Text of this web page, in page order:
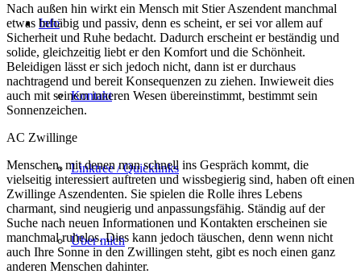
Info
Kontakt
Linktree / Quicklinks
Über mich
Nach außen hin wirkt ein Mensch mit Stier Aszendent manchmal
etwas behäbig und passiv, denn es scheint, er sei vor allem auf
Sicherheit und Ruhe bedacht. Dadurch erscheint er beständig und
solide, gleichzeitig liebt er den Komfort und die Schönheit.
Beleidigen lässt er sich jedoch nicht, dann ist er durchaus
nachtragend und bereit Konsequenzen zu ziehen. Inwieweit dies
auch mit seinem inneren Wesen übereinstimmt, bestimmt sein
Sonnenzeichen.
AC Zwillinge
Menschen, mit denen man schnell ins Gespräch kommt, die
vielseitig interessiert auftreten und wissbegierig sind, haben oft einen
Zwillinge Aszendenten. Sie spielen die Rolle ihres Lebens
charmant, sind neugierig und anpassungsfähig. Ständig auf der
Suche nach neuen Informationen und Kontakten erscheinen sie
manchmal ruhelos. Dies kann jedoch täuschen, denn wenn nicht
auch Ihre Sonne in den Zwillingen steht, gibt es noch einen ganz
anderen Menschen dahinter.